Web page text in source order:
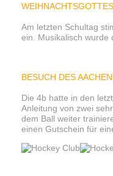
Am letzten Schultag
ein. Musikalisch wurde
BESUCH DES
Die 4b hatte in den
Anleitung von zwei
dem Ball weiter
einen Gutschein für